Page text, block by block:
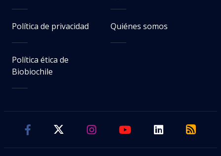
Política de privacidad Quiénes somos
Política ética de
Biobiochile